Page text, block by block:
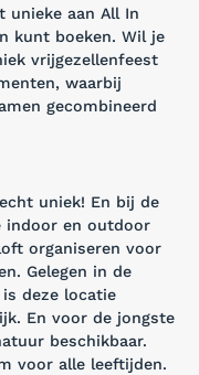
unieke aan All In
kunt boeken. Wil je
vrijgezellenfeest
waarbij
gecombineerd
uniek! En bij de
indoor en outdoor
organiseren voor
Gelegen in de
deze locatie
En voor de jongste
beschikbaar.
voor alle leeftijden.